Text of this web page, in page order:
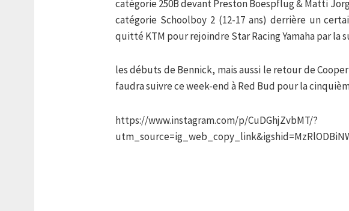
catégorie 250B devant Preston Boespflug & Matti
catégorie Schoolboy 2 (12-17 ans) derrière un
quitté KTM pour rejoindre Star Racing Yamaha par la
les débuts de Bennick, mais aussi le retour de
faudra suivre ce week-end à Red Bud pour la
https://www.instagram.com/p/CuDGhjZvbMT/?